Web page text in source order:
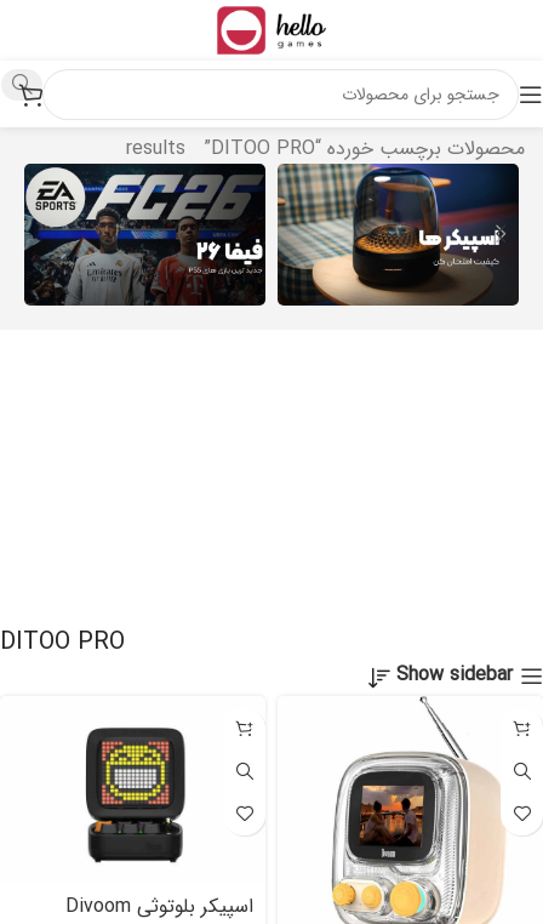
خانه
محصولات برچسب خورده “DITOO PRO”
Showing all 6
results
DITOO PRO
Show sidebar
اسپیکر بلوتوثی Divoom